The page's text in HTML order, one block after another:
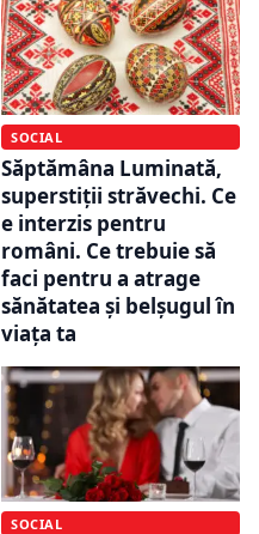
SOCIAL
Săptămâna Luminată,
superstiții străvechi. Ce
e interzis pentru
români. Ce trebuie să
faci pentru a atrage
sănătatea și belșugul în
viața ta
SOCIAL